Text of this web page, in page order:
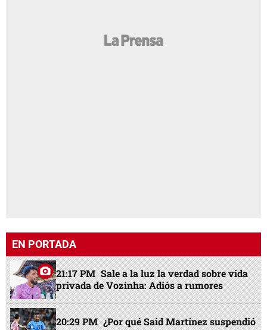
EN PORTADA
21:17 PM Sale a la luz la verdad sobre vida
privada de Vozinha: Adiós a rumores
20:29 PM ¿Por qué Said Martínez suspendió